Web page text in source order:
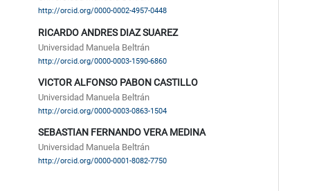
http://orcid.org/0000-0002-4957-0448
RICARDO ANDRES DIAZ SUAREZ
Universidad Manuela Beltrán
http://orcid.org/0000-0003-1590-6860
VICTOR ALFONSO PABON CASTILLO
Universidad Manuela Beltrán
http://orcid.org/0000-0003-0863-1504
SEBASTIAN FERNANDO VERA MEDINA
Universidad Manuela Beltrán
http://orcid.org/0000-0001-8082-7750